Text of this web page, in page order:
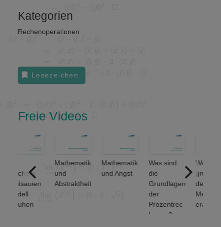
Kategorien
Rechenoperationen
Lesezeichen
Freie Videos
Mathematik
und
Abstraktheit
Mathematik
und Angst
Was sind
Grundlagen
Prozentrec
hnung?
Welche
grundlegen
den
Mengenop
erationen